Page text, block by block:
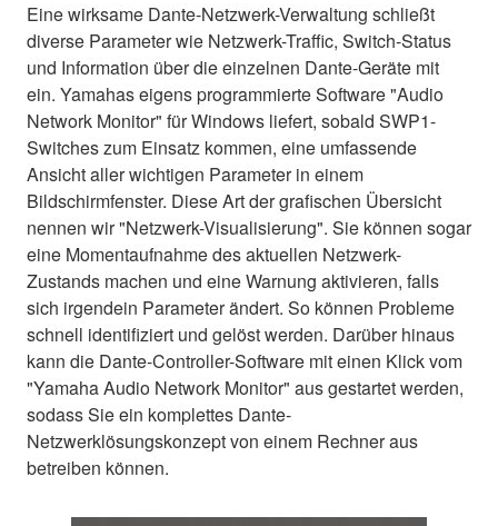
Eine wirksame Dante-Netzwerk-Verwaltung schließt
diverse Parameter wie Netzwerk-Traffic, Switch-Status
und Information über die einzelnen Dante-Geräte mit
ein. Yamahas eigens programmierte Software "Audio
Network Monitor" für Windows liefert, sobald SWP1-
Switches zum Einsatz kommen, eine umfassende
Ansicht aller wichtigen Parameter in einem
Bildschirmfenster. Diese Art der grafischen Übersicht
nennen wir "Netzwerk-Visualisierung". Sie können sogar
eine Momentaufnahme des aktuellen Netzwerk-
Zustands machen und eine Warnung aktivieren, falls
sich irgendein Parameter ändert. So können Probleme
schnell identifiziert und gelöst werden. Darüber hinaus
kann die Dante-Controller-Software mit einen Klick vom
"Yamaha Audio Network Monitor" aus gestartet werden,
sodass Sie ein komplettes Dante-
Netzwerklösungskonzept von einem Rechner aus
betreiben können.